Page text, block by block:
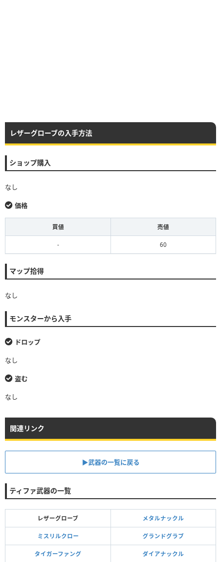
レザーグローブの入手方法
ショップ購入
なし
価格
買値 売値
- 60
マップ拾得
なし
モンスターから入手
ドロップ
なし
盗む
なし
関連リンク
▶武器の一覧に戻る
ティファ武器の一覧
レザーグローブ メタルナックル
ミスリルクロー グランドグラブ
タイガーファング ダイアナックル